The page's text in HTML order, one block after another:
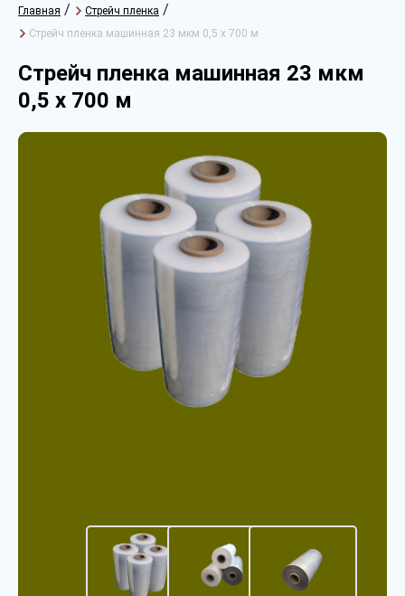
Главная / Стрейч пленка /
Стрейч пленка машинная 23 мкм 0,5 х 700 м
Стрейч пленка машинная 23 мкм
0,5 х 700 м